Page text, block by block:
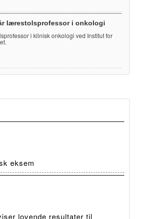
lærestolsprofessor i onkologi
i klinisk onkologi ved Institut for
eksem
lovende resultater til